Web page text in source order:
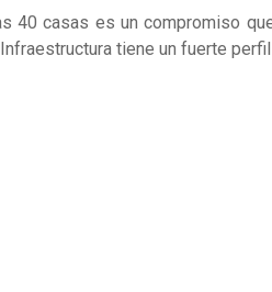
40 casas es un compromiso
tiene un fuerte